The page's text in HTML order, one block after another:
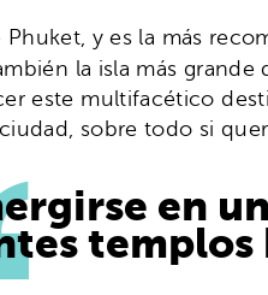
Phuket, y es la más
la isla más
este multifacético
sobre todo si
en